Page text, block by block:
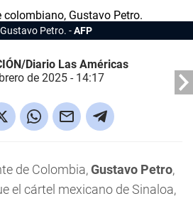
Petro. AFP
Diario Las Américas
de 2025 - 14:17
de Colombia,Gustavo Petro,
el cártel mexicano de Sinaloa,